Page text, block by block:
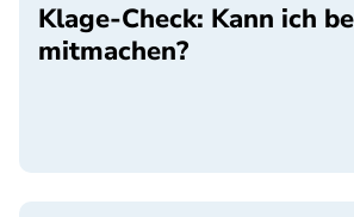
Klage-Check: Kann ich
mitmachen?